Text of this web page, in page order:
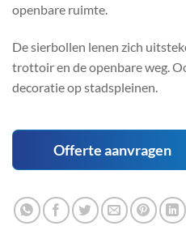
openbare ruimte.
De sierbollen lenen zich
trottoir en de openbare weg.
decoratie op stadspleinen.
Offerte aanvragen